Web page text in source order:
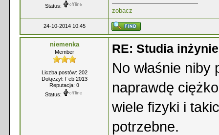
Status:
zobacz
24-10-2014 10:45
niemenka
Member
Liczba postów: 202
Dołączył: Feb 2013
Reputacja: 0
Status:
RE: Studia
No właśnie
naprawdę
wiele fizyki i
potrzebne.